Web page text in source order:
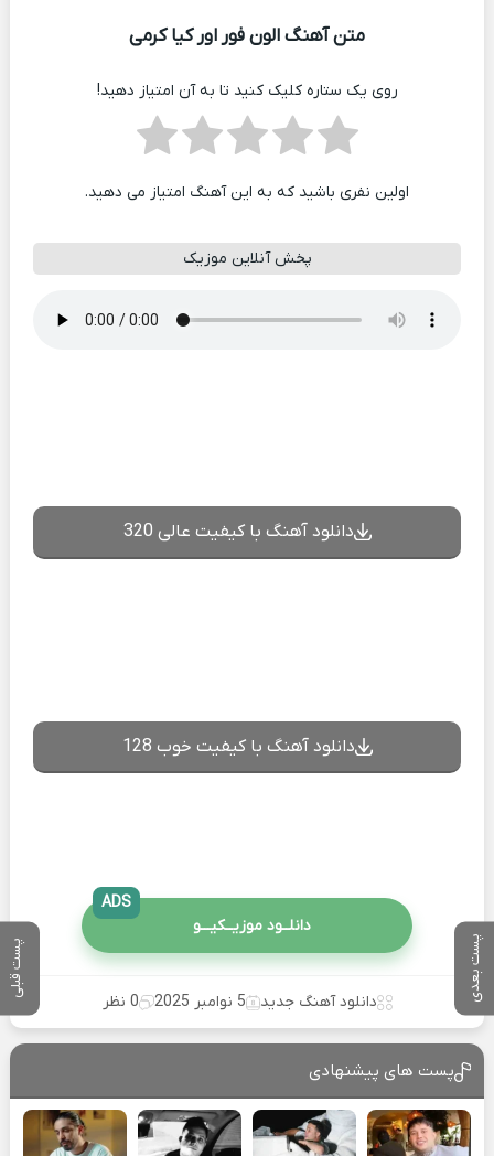
پست بعدی پست قبلی
متن آهنگ الون فور اور کیا کرمی
روی یک ستاره کلیک کنید تا به آن امتیاز دهید!
اولین نفری باشید که به این آهنگ امتیاز می دهید.
پخش آنلاین موزیک
دانلود آهنگ با کیفیت عالی 320
دانلود آهنگ با کیفیت خوب 128
دانلــود موزیــکیـــو
ADS
دانلود آهنگ جدید 5 نوامبر 2025 0 نظر
پست های پیشنهادی